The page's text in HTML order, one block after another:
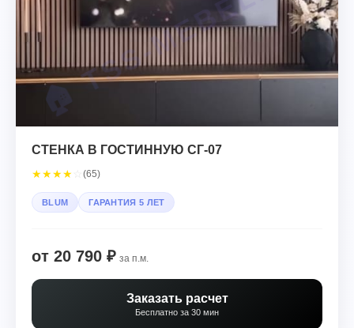
СТЕНКА В ГОСТИННУЮ СГ-07
★★★★ (65)
BLUM ГАРАНТИЯ 5 ЛЕТ
от 20 790 ₽ за п.м.
Заказать расчет
Бесплатно за 30 мин